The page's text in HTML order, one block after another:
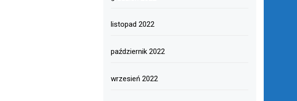
listopad 2022
październik 2022
wrzesień 2022